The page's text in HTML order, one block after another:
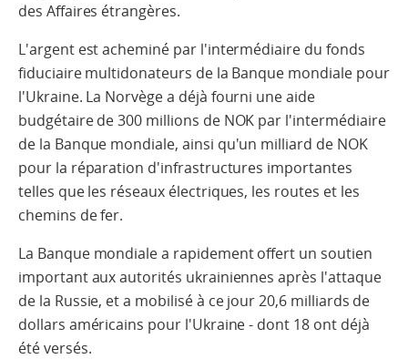
des Affaires étrangères.
L'argent est acheminé par l'intermédiaire du fonds
fiduciaire multidonateurs de la Banque mondiale pour
l'Ukraine. La Norvège a déjà fourni une aide
budgétaire de 300 millions de NOK par l'intermédiaire
de la Banque mondiale, ainsi qu'un milliard de NOK
pour la réparation d'infrastructures importantes
telles que les réseaux électriques, les routes et les
chemins de fer.
La Banque mondiale a rapidement offert un soutien
important aux autorités ukrainiennes après l'attaque
de la Russie, et a mobilisé à ce jour 20,6 milliards de
dollars américains pour l'Ukraine - dont 18 ont déjà
été versés.